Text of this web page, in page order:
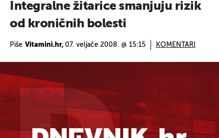
Integralne žitarice smanjuju rizik
od kroničnih bolesti
Piše Vitamini.hr, 07. veljače 2008. @ 15:15 KOMENTARI